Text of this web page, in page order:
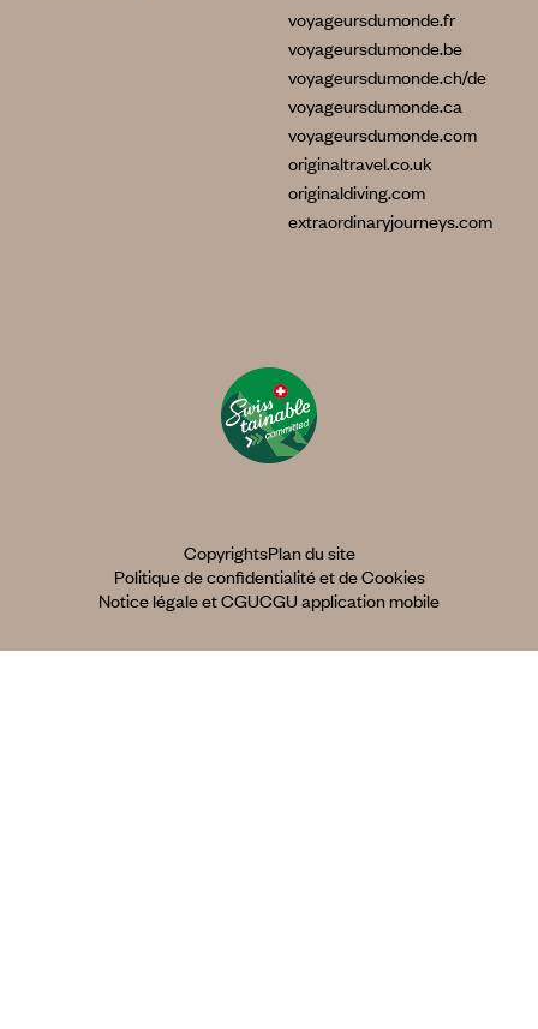
voyageursdumonde.fr
voyageursdumonde.be
voyageursdumonde.ch/de
voyageursdumonde.ca
voyageursdumonde.com
originaltravel.co.uk
originaldiving.com
extraordinaryjourneys.com
CopyrightsPlan du site
Politique de confidentialité et de Cookies
Notice légale et CGUCGU application mobile